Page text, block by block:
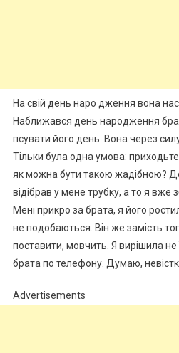
На свій день наро дження вона
Наближався день народження
псувати його день. Вона через
Тільки була одна умова:
як можна бути такою жадібною?
відібрав у мене трубку, а то я вже
Мені прикро за брата, я його
не подобаються. Він же замість
поставити, мовчить. Я вирішила не
брата по телефону. Думаю,
Advertisements